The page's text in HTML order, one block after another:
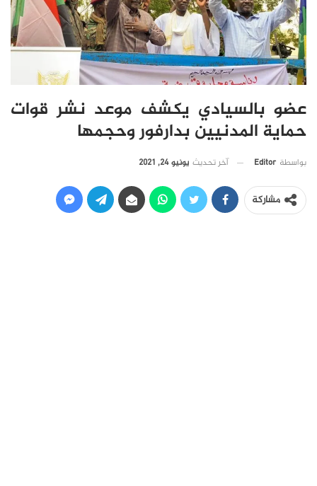
عضو بالسيادي يكشف موعد نشر قوات
حماية المدنيين بدارفور وحجمها
بواسطة Editor آخر تحديث يونيو 24, 2021
مشاركة